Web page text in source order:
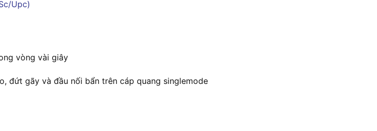
vòng vài giây
đứt gãy và đầu nối bẩn trên cáp quang singlemode